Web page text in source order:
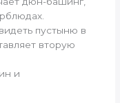
пустыню в
вторую
и